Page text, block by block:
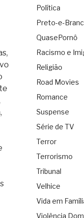
Política
Preto-e-
QuasePornô
Racismo e
Religião
Road Movies
Romance
Suspense
Série de TV
Terror
Terrorismo
Tribunal
Velhice
Vida em
Violência